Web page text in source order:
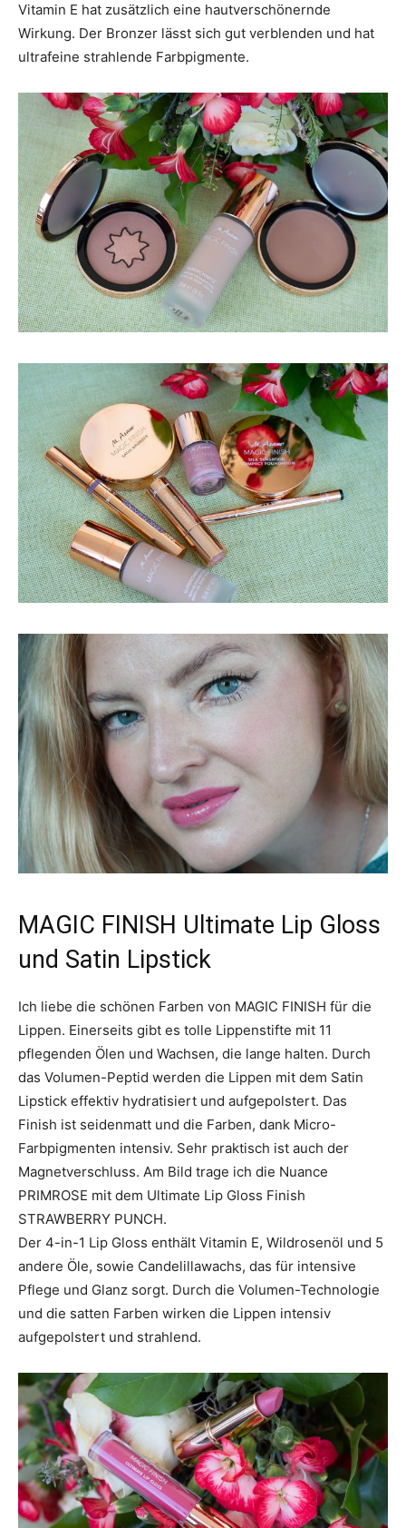
Vitamin E hat zusätzlich eine hautverschönernde
Wirkung. Der Bronzer lässt sich gut verblenden und hat
ultrafeine strahlende Farbpigmente.
MAGIC FINISH Ultimate Lip Gloss
und Satin Lipstick
Ich liebe die schönen Farben von MAGIC FINISH für die
Lippen. Einerseits gibt es tolle Lippenstifte mit 11
pflegenden Ölen und Wachsen, die lange halten. Durch
das Volumen-Peptid werden die Lippen mit dem Satin
Lipstick effektiv hydratisiert und aufgepolstert. Das
Finish ist seidenmatt und die Farben, dank Micro-
Farbpigmenten intensiv. Sehr praktisch ist auch der
Magnetverschluss. Am Bild trage ich die Nuance
PRIMROSE mit dem Ultimate Lip Gloss Finish
STRAWBERRY PUNCH.
Der 4-in-1 Lip Gloss enthält Vitamin E, Wildrosenöl und 5
andere Öle, sowie Candelillawachs, das für intensive
Pflege und Glanz sorgt. Durch die Volumen-Technologie
und die satten Farben wirken die Lippen intensiv
aufgepolstert und strahlend.